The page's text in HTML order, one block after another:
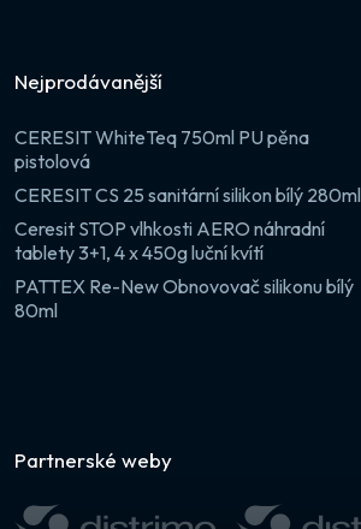
Nejprodávanější
CERESIT WhiteTeq 750ml PU pěna
pistolová
CERESIT CS 25 sanitární silikon bílý 280ml
Ceresit STOP vlhkosti AERO náhradní
tablety 3+1, 4 x 450g luční kvítí
PATTEX Re-New Obnovovač silikonu bílý
80ml
Partnerské weby